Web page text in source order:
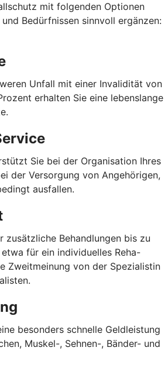
mit folgenden Optionen
Bedürfnissen sinnvoll ergänzen:
Unfall mit einer Invalidität von
erhalten Sie eine lebenslange
Sie bei der Organisation Ihres
der Versorgung von Angehörigen,
ausfallen.
zusätzliche Behandlungen bis zu
für ein individuelles Reha-
Zweitmeinung von der Spezialistin
besonders schnelle Geldleistung
Muskel-, Sehnen-, Bänder- und